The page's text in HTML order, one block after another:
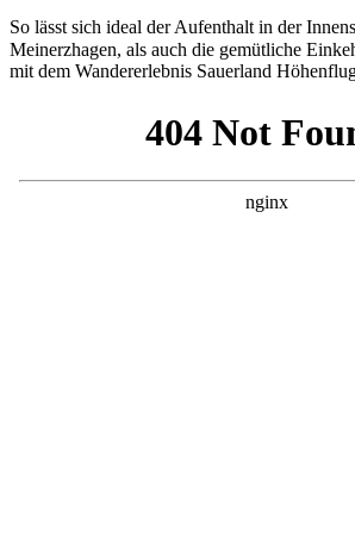
So lässt sich ideal der Aufenthalt in der
Meinerzhagen, als auch die gemütliche
mit dem Wandererlebnis Sauerland